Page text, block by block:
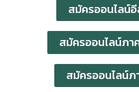
สมัครออนไลน์
สมัครออนไลน์ภา
สมัครออนไลน์ภ